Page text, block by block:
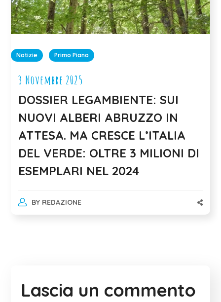
Notizie Primo Piano
3 Novembre 2025
DOSSIER LEGAMBIENTE: SUI
NUOVI ALBERI ABRUZZO IN
ATTESA. MA CRESCE L’ITALIA
DEL VERDE: OLTRE 3 MILIONI DI
ESEMPLARI NEL 2024
BY REDAZIONE
Lascia un commento